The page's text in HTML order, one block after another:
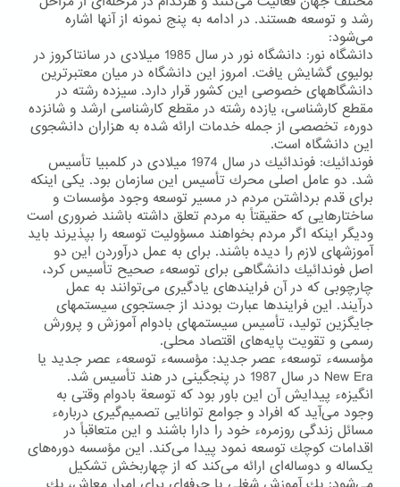
رشد و توسعه هستند. در ادامه به پنج نمونه از آنها اشاره
می‌شود:
دانشگاه نور: دانشگاه نور در سال 1985 میلادی در سانتاكروز در
بولیوی گشایش یافت. امروز این دانشگاه در میان معتبرترین
دانشگاههای خصوصی این كشور قرار دارد. سیزده رشته در
مقطع كارشناسی، یازده رشته در مقطع كارشناسی ارشد و شانزده
دورهء تخصصی از جمله خدمات ارائه شده به هزاران دانشجوی
این دانشگاه است.
فوندائیك: فوندائیك در سال 1974 میلادی در كلمبیا تأسیس
شد. دو عامل اصلی محرك تأسیس این سازمان بود. یكی اینكه
برای قدم برداشتن مردم در مسیر توسعه وجود مؤسسات و
ساختارهایی كه حقیقتاً به مردم تعلق داشته باشند ضروری است
ودیگر اینكه اگر مردم بخواهند مسؤولیت توسعه را بپذیرند باید
آموزشهای لازم را دیده باشند. برای به عمل درآوردن این دو
اصل فوندائیك دانشگاهی برای توسعهء صحیح تأسیس كرد،
چارچوبی كه در آن فرایندهای یادگیری می‌توانند به عمل
درآیند. این فرایندها عبارت بودند از جستجوی سیستمهای
جایگزین تولید، تأسیس سیستمهای بادوام آموزش و پرورش
رسمی و تقویت پایه‌های اقتصاد محلی.
مؤسسهء توسعهء عصر جدید: مؤسسهء توسعهء عصر جدید یا
New Era در سال 1987 در پنجگینی در هند تأسیس شد.
انگیزهء پیدایش آن این باور بود كه توسعة بادوام وقتی به
وجود می‌آید كه افراد و جوامع توانایی تصمیم‌گیری دربارهء
مسائل زندگی روزمرهء خود را دارا باشند و این متعاقباً در
اقدامات كوچك توسعه نمود پیدا می‌كند. این مؤسسه دوره‌های
یكساله و دوساله‌ای ارائه می‌كند كه از چهاربخش تشكیل